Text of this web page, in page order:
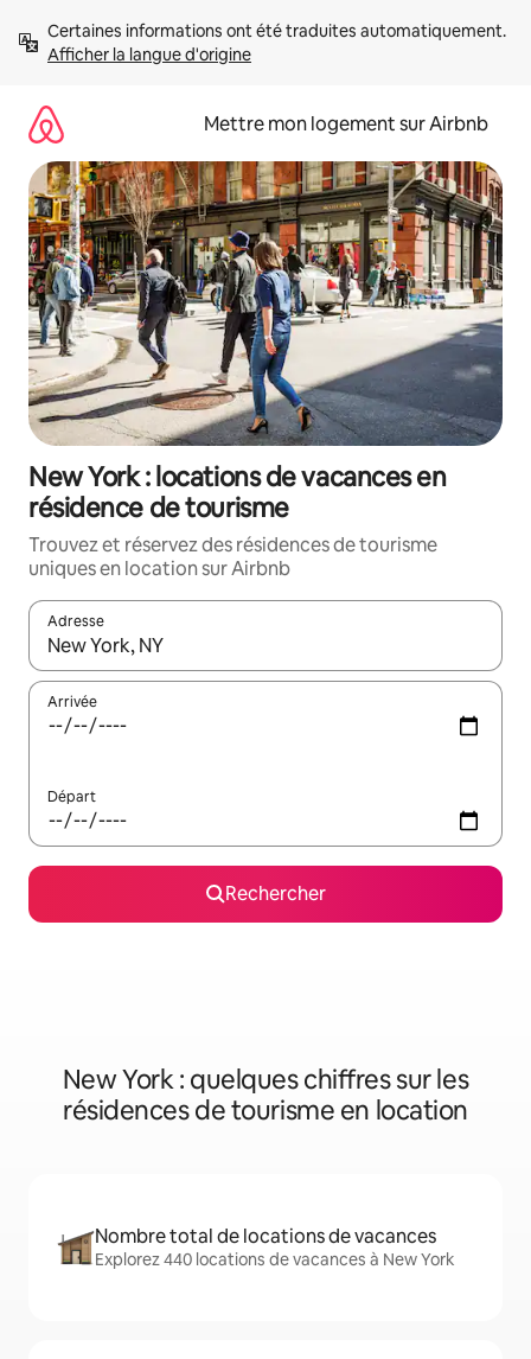
directement
Afficher la langue d'origine
Mettre mon logement sur Airbnb
New York : locations de vacances en
résidence de tourisme
Trouvez et réservez des résidences de tourisme
uniques en location sur Airbnb
Adresse
Lorsque les résultats s'affichent, utilisez les flèches vers le
Arrivée
Départ
Rechercher
New York : quelques chiffres sur les
résidences de tourisme en location
Nombre total de locations de vacances
Explorez 440 locations de vacances à New York